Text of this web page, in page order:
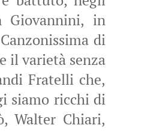
in
di
il varietà senza
Fratelli che,
siamo ricchi di
Walter Chiari,